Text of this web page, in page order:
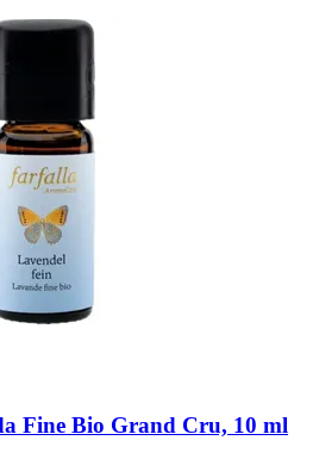
Fine Bio Grand Cru, 10 ml